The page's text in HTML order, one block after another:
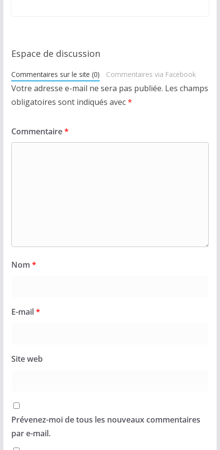
Espace de discussion
Commentaires sur le site (0) Commentaires via Facebook
Votre adresse e-mail ne sera pas publiée. Les champs
obligatoires sont indiqués avec*
Commentaire*
Nom *
E-mail*
Site web
Prévenez-moi de tous les nouveaux commentaires
par e-mail.